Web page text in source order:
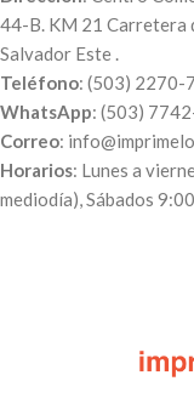
44-B. KM 21 Carretera
Salvador Este .
Teléfono: (503) 2270-
WhatsApp: (503)
Correo:
Horarios: Lunes a
mediodía), Sábados